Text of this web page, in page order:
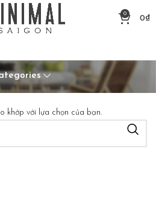
0
0₫
khớp với lựa chọn của bạn.